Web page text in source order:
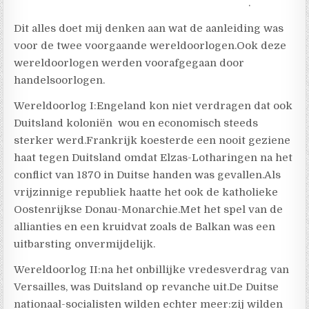
.
Dit alles doet mij denken aan wat de aanleiding was
voor de twee voorgaande wereldoorlogen.Ook deze
wereldoorlogen werden voorafgegaan door
handelsoorlogen.
Wereldoorlog I:Engeland kon niet verdragen dat ook
Duitsland koloniën wou en economisch steeds
sterker werd.Frankrijk koesterde een nooit geziene
haat tegen Duitsland omdat Elzas-Lotharingen na het
conflict van 1870 in Duitse handen was gevallen.Als
vrijzinnige republiek haatte het ook de katholieke
Oostenrijkse Donau-Monarchie.Met het spel van de
allianties en een kruidvat zoals de Balkan was een
uitbarsting onvermijdelijk.
Wereldoorlog II:na het onbillijke vredesverdrag van
Versailles, was Duitsland op revanche uit.De Duitse
nationaal-socialisten wilden echter meer:zij wilden